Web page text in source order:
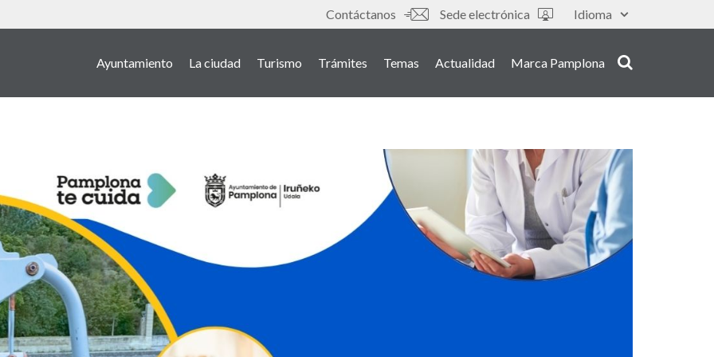
Idioma
Tools
Contáctanos Sede electrónica
Ayuntamiento La ciudad Turismo Trámites Temas Actualidad Marca Pamplona